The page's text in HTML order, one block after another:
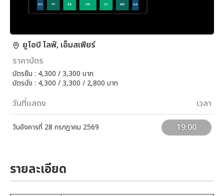
ยูโอบี ไลฟ์, เอ็มสเฟียร์
ราคาบัตร
บัตรยืน : 4,300 / 3,300 บาท
บัตรนั่ง : 4,300 / 3,300 / 2,800 บาท
วันที่แสดง เวลา
วันอังคารที่ 28 กรกฎาคม 2569 19:00
รายละเอียด